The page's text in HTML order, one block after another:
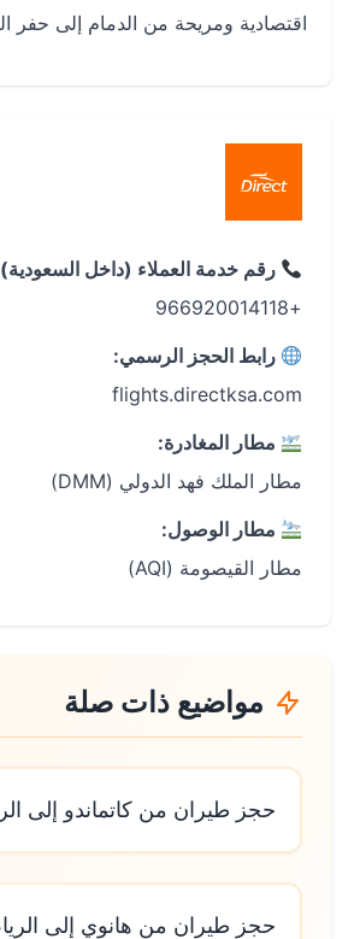
اقتصادية ومريحة من الدمام إلى حفر الباطن!
رقم خدمة العملاء (داخل السعودية):
رابط الحجز الرسمي:
flights.directksa.com
مطار المغادرة:
مطار الملك فهد الدولي (DMM)
مطار الوصول:
مطار القيصومة (AQI)
مواضيع ذات صلة
حجز طيران من كاتماندو إلى الرياض
حجز طيران من هانوي إلى الرياض